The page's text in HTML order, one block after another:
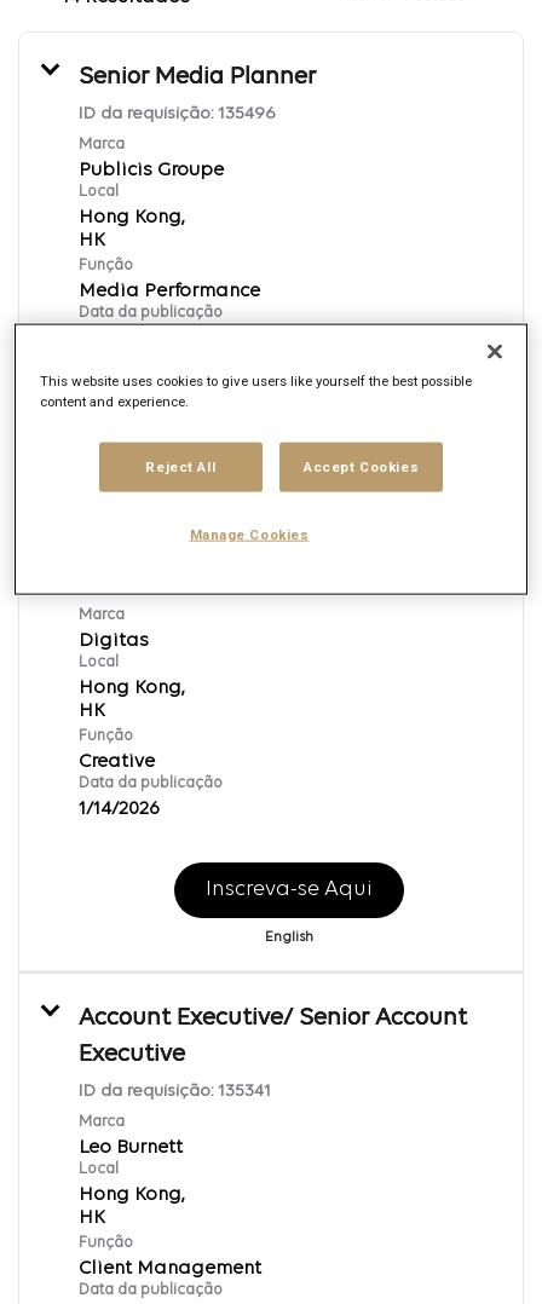
Senior Media Planner
ID da requisição: 135496
Marca
Publicis Groupe
Local
Hong Kong,
Função
Media Performance
Data da publicação
English
Senior Art Director
Marca
Digitas
Local
Hong Kong,
Função
Creative
Data da publicação
1/14/2026
Inscreva-se Aqui
English
Account Executive/ Senior Account
Executive
ID da requisição: 135341
Marca
Leo Burnett
Local
Hong Kong,
Função
Client Management
Data da publicação
This website uses cookies to give users like yourself the best possible
content and experience.
Reject All Accept Cookies
Manage Cookies